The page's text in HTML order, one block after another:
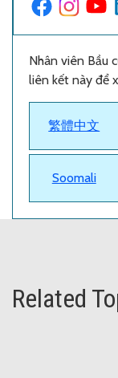
Nhân viên Bầu
liên kết này để
繁體中文
Soomali
Related